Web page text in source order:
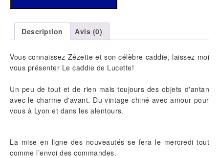
COUVERTS
VERTSDescription Avis (0)
Vous connaissez Zézette et son célèbre caddie, laissez moi
vous présenter Le caddie de Lucette!
Un peu de tout et de rien mais toujours des objets d'antan
avec le charme d'avant. Du vintage chiné avec amour pour
vous à Lyon et dans les alentours.
La mise en ligne des nouveautés se fera le mercredi tout
comme l’envoi des commandes.